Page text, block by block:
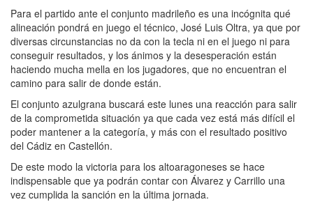
Para el partido ante el conjunto madrileño es una incógnita qué
alineación pondrá en juego el técnico, José Luis Oltra, ya que por
diversas circunstancias no da con la tecla ni en el juego ni para
conseguir resultados, y los ánimos y la desesperación están
haciendo mucha mella en los jugadores, que no encuentran el
camino para salir de donde están.
El conjunto azulgrana buscará este lunes una reacción para salir
de la comprometida situación ya que cada vez está más difícil el
poder mantener a la categoría, y más con el resultado positivo
del Cádiz en Castellón.
De este modo la victoria para los altoaragoneses se hace
indispensable que ya podrán contar con Álvarez y Carrillo una
vez cumplida la sanción en la última jornada.